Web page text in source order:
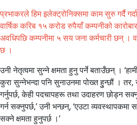
प्रभाकरले हिम इलेक्ट्रोनिक्समा काम सुरु गर्दै
वार्षिक करिब १५ करोड रुपैयाँ कम्पनीको
अवधिपछि कम्पनीमा ५ सय जना कर्मचारी छन् ।
छ ।
उनी नेतृत्वमा सुन्ने क्षमता हुनु पर्ने बताउँछन् ।
कुरा सुन्नेभन्दा पनि सुनाउनमा पोख्त हुुन्छौं ।
गर्नुपर्छ, केही पदचापहरू तथा उदाहरण छोड्न
गर्न सक्नुपर्छ,’ उनी भन्छन्, ‘एउटा व्यवस्थापकमा
सक्ने क्षमता हुनुपर्छ ।’